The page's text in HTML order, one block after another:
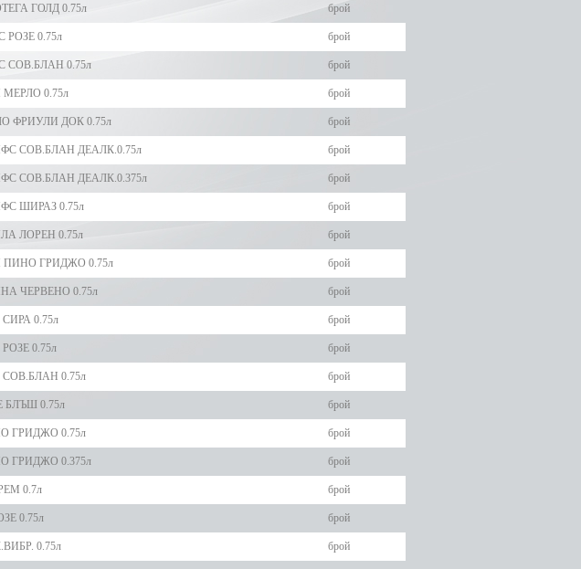
ГОЛД 0.75л брой
0.75л брой
СОВ.БЛАН 0.75л брой
0.75л брой
ФРИУЛИ ДОК 0.75л брой
СОВ.БЛАН ДЕАЛК.0.75л брой
СОВ.БЛАН ДЕАЛК.0.375л брой
ШИРАЗ 0.75л брой
ЛОРЕН 0.75л брой
ГРИДЖО 0.75л брой
ЧЕРВЕНО 0.75л брой
0.75л брой
0.75л брой
0.75л брой
0.75л брой
ГРИДЖО 0.75л брой
ГРИДЖО 0.375л брой
0.7л брой
0.75л брой
0.75л брой